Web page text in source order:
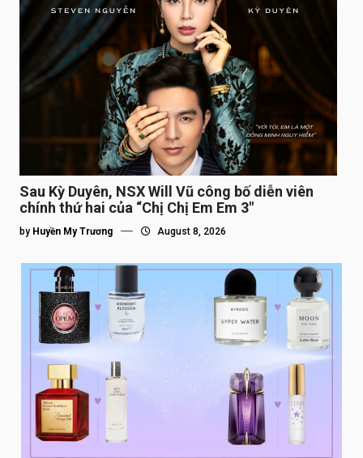
Sau Kỳ Duyên, NSX Will Vũ công bố diễn viên
chính thứ hai của “Chị Chị Em Em 3″
by Huyền My Trương August 8, 2026